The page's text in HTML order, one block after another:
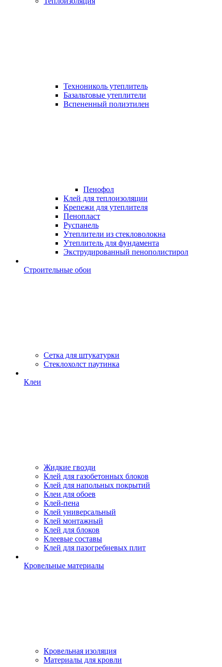
Технониколь утеплитель
Базальтовые утеплители
Вспененный полиэтилен
Пенофол
Клей для теплоизоляции
Крепежи для утеплителя
Пенопласт
Руспанель
Утеплители из стекловолокна
Утеплитель для фундамента
Экструдированный пенополистирол
Строительные обои
Сетка для штукатурки
Стеклохолст паутинка
Клеи
Жидкие гвозди
Клей для газобетонных блоков
Клей для напольных покрытий
Клеи для обоев
Клей-пена
Клей универсальный
Клей монтажный
Клей для блоков
Клеевые составы
Клей для пазогребневых плит
Кровельные материалы
Кровельная изоляция
Материалы для кровли